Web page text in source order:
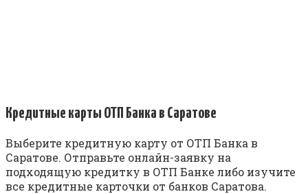
Кредитные карты ОТП Банка в Саратове
Выберите кредитную карту от ОТП Банка в
Саратове. Отправьте онлайн-заявку на
подходящую кредитку в ОТП Банке либо изучите
все кредитные карточки от банков Саратова.